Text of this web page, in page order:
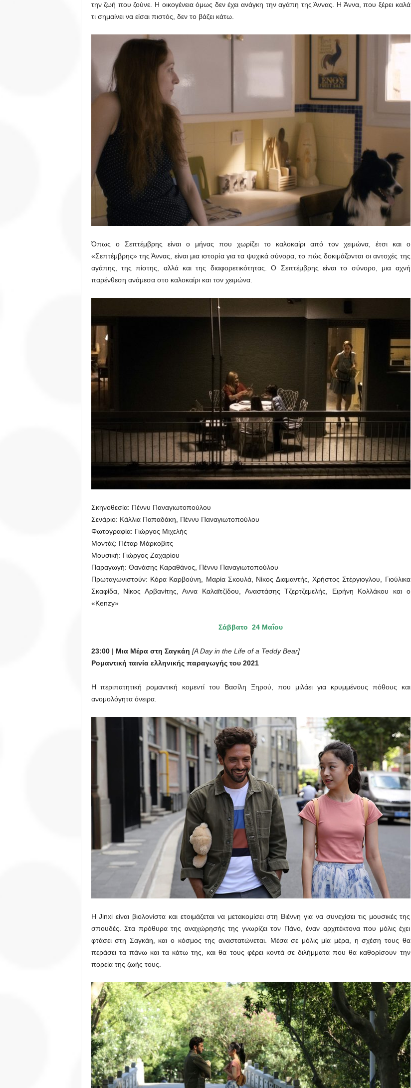
την ζωή που ζούνε. Η οικογένεια όμως δεν έχει ανάγκη την αγάπη της Άννας. Η Άννα, που ξέρει καλά
τι σημαίνει να είσαι πιστός, δεν το βάζει κάτω.
Όπως ο Σεπτέμβρης είναι ο μήνας που χωρίζει το καλοκαίρι από τον χειμώνα, έτσι και ο
«Σεπτέμβρης» της Άννας, είναι μια ιστορία για τα ψυχικά σύνορα, το πώς δοκιμάζονται οι αντοχές της
αγάπης, της πίστης, αλλά και της διαφορετικότητας. Ο Σεπτέμβρης είναι το σύνορο, μια αχνή
παρένθεση ανάμεσα στο καλοκαίρι και τον χειμώνα.
Σκηνοθεσία: Πέννυ Παναγιωτοπούλου
Σενάριο: Κάλλια Παπαδάκη, Πέννυ Παναγιωτοπούλου
Φωτογραφία: Γιώργος Μιχελής
Μοντάζ: Πέταρ Μάρκοβιτς
Μουσική: Γιώργος Ζαχαρίου
Παραγωγή: Θανάσης Καραθάνος, Πέννυ Παναγιωτοπούλου
Πρωταγωνιστούν: Κόρα Καρβούνη, Μαρία Σκουλά, Νίκος Διαμαντής, Χρήστος Στέργιογλου, Γιούλικα
Σκαφίδα, Νίκος Αρβανίτης, Αννα Καλαϊτζίδου, Αναστάσης Τζερτζεμελής, Ειρήνη Κολλάκου και ο
«Kenzy»
Σάββατο 24 Μαΐου
23:00 | Μια Μέρα στη Σαγκάη [A Day in the Life of a Teddy Bear]
Ρομαντική ταινία ελληνικής παραγωγής του 2021
Η περιπατητική ρομαντική κομεντί του Βασίλη Ξηρού, που μιλάει για κρυμμένους πόθους και
ανομολόγητα όνειρα.
Η Jinxi είναι βιολονίστα και ετοιμάζεται να μετακομίσει στη Βιέννη για να συνεχίσει τις μουσικές της
σπουδές. Στα πρόθυρα της αναχώρησής της γνωρίζει τον Πάνο, έναν αρχιτέκτονα που μόλις έχει
φτάσει στη Σαγκάη, και ο κόσμος της αναστατώνεται. Μέσα σε μόλις μία μέρα, η σχέση τους θα
περάσει τα πάνω και τα κάτω της, και θα τους φέρει κοντά σε διλήμματα που θα καθορίσουν την
πορεία της ζωής τους.